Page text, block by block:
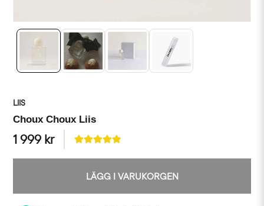
LIIS
Choux Choux Liis
1 999 kr
LÄGG I VARUKORGEN